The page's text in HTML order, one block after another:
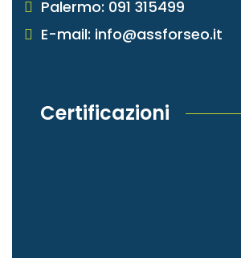
Palermo: 091 315499
E-mail: info@assforseo.it
Certificazioni